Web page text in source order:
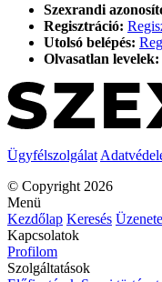
Szexrandi
Regisztráció:
Utolsó belépés:
Olvasatlan levelek:
Ügyfélszolgálat
© Copyright 2026
Menü
Kezdőlap Keresés
Kapcsolatok
Profilom
Szolgáltatások